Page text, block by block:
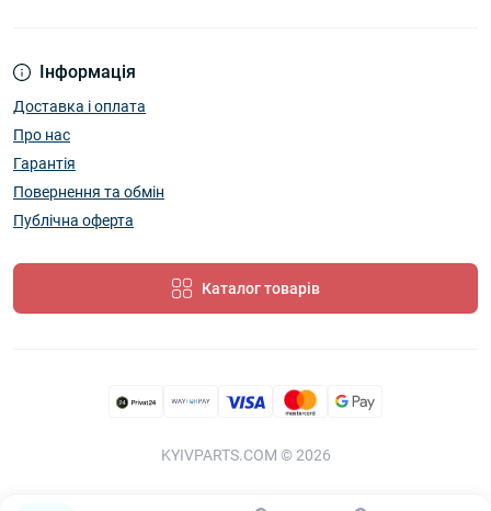
Інформація
Доставка і оплата
Про нас
Гарантія
Повернення та обмін
Публічна оферта
Каталог товарів
KYIVPARTS.COM © 2026